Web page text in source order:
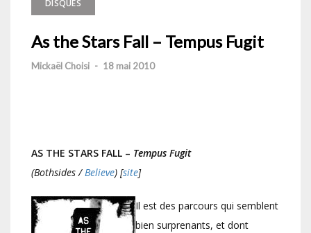
DISQUES
As the Stars Fall – Tempus Fugit
Mickaël Choisi - 18 mai 2010
AS THE STARS FALL – Tempus Fugit
(Bothsides /Believe) [site]
Il est des parcours qui semblent
bien surprenants, et dont